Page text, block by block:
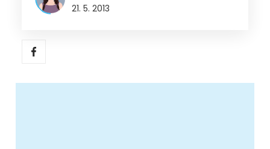
21. 5. 2013